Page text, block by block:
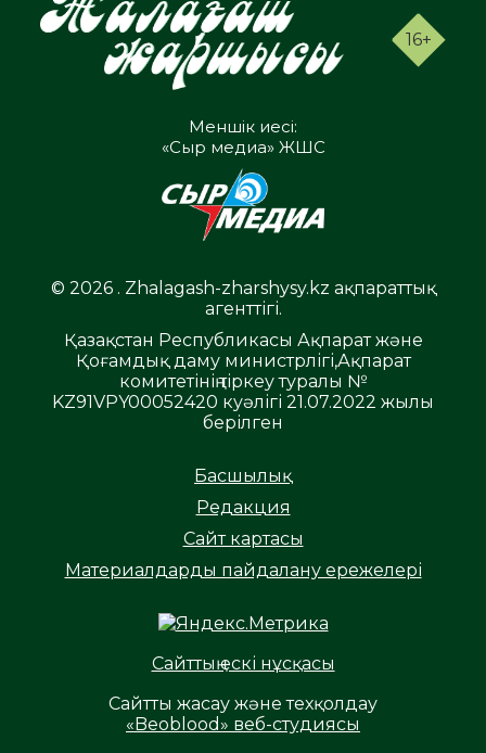
16+
Меншік иесі:
«Сыр медиа» ЖШС
© 2026 . Zhalagash-zharshysy.kz ақпараттық
агенттігі.
Қазақстан Республикасы Ақпарат және
Қоғамдық даму министрлігі,Ақпарат
комитетінің тіркеу туралы №
KZ91VPY00052420 куәлігі 21.07.2022 жылы
берілген
Басшылық
Редакция
Сайт картасы
Материалдарды пайдалану ережелері
Сайттың ескі нұсқасы
Сайтты жасау және техқолдау
«Beoblood» веб-студиясы